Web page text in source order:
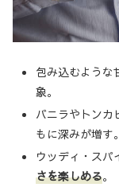
包み込むような
象。
バニラやトンカ
もに深みが増す。
ウッディ・スパ
さを楽しめる。